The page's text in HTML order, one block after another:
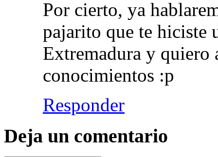
Por cierto, ya
pajarito que te hiciste
Extremadura y quiero
conocimientos :p
Responder
Deja un comentario